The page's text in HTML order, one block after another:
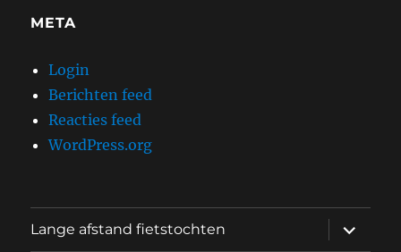
META
Login
Berichten feed
Reacties feed
WordPress.org
Lange afstand fietstochten